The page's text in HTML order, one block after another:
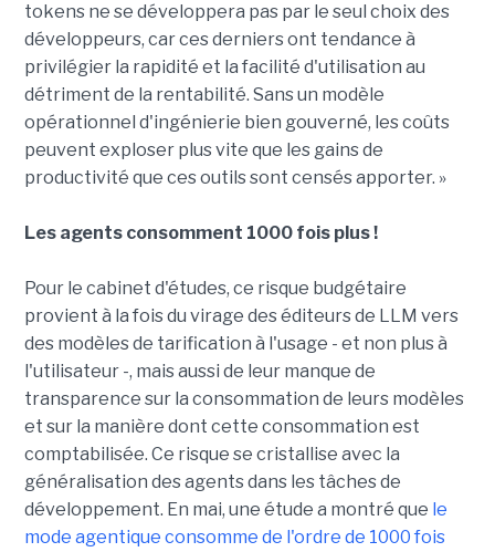
tokens ne se développera pas par le seul choix des
développeurs, car ces derniers ont tendance à
privilégier la rapidité et la facilité d'utilisation au
détriment de la rentabilité. Sans un modèle
opérationnel d'ingénierie bien gouverné, les coûts
peuvent exploser plus vite que les gains de
productivité que ces outils sont censés apporter. »
Les agents consomment 1000 fois plus !
Pour le cabinet d'études, ce risque budgétaire
provient à la fois du virage des éditeurs de LLM vers
des modèles de tarification à l'usage - et non plus à
l'utilisateur -, mais aussi de leur manque de
transparence sur la consommation de leurs modèles
et sur la manière dont cette consommation est
comptabilisée. Ce risque se cristallise avec la
généralisation des agents dans les tâches de
développement. En mai, une étude a montré que le
mode agentique consomme de l'ordre de 1000 fois